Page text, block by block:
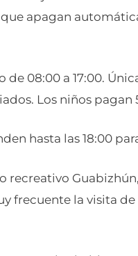
apagan
de 08:00 a 17:00.
Los niños pagan
hasta las 18:00
recreativo
frecuente la visita